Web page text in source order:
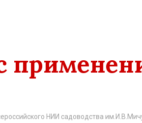
НИИ садоводства